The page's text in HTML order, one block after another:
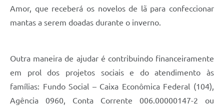
Amor, que receberá os novelos de lã para confeccionar
mantas a serem doadas durante o inverno.
Outra maneira de ajudar é contribuindo financeiramente
em prol dos projetos sociais e do atendimento às
famílias: Fundo Social – Caixa Econômica Federal (104),
Agência 0960, Conta Corrente 006.00000147-2 ou